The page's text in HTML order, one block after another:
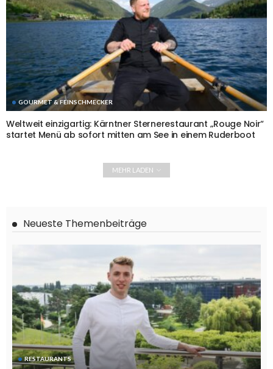
GOURMET & FEINSCHMECKER
Weltweit einzigartig: Kärntner Sternerestaurant „Rouge Noir“
startet Menü ab sofort mitten am See in einem Ruderboot
MEHR LADEN
Neueste Themenbeiträge
RESTAURANTS